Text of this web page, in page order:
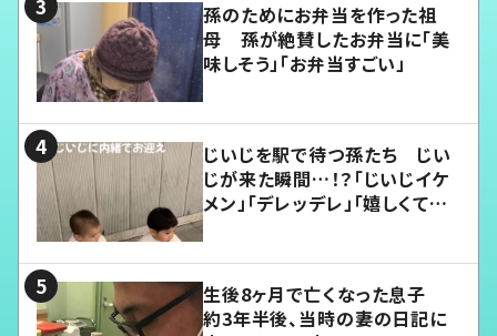
孫のためにお弁当を作った祖
母 孫が絶賛したお弁当に「美
味しそう」「お弁当すごい」
じいじを駅で待つ孫たち じい
じが来た瞬間…！？「じいじイケ
メン」「デレッデレ」「嬉しくて可
生後8ヶ月で亡くなった息子
約3年半後、当時の妻の日記に